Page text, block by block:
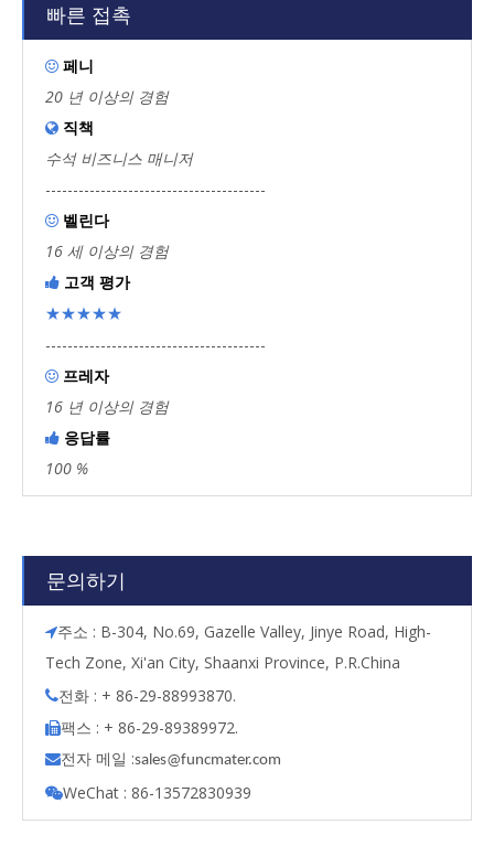
빠른 접촉
 페니
20 년 이상의 경험
 직책
수석 비즈니스 매니저
----------------------------------------
 벨린다
16 세 이상의 경험
 고객 평가
★★★★★
----------------------------------------
 프레자
16 년 이상의 경험
 응답률
100 %
문의하기
주소 : B-304, No.69, Gazelle Valley, Jinye Road, High-
Tech Zone, Xi'an City, Shaanxi Province, P.R.China
전화 : + 86-29-88993870.
팩스 : + 86-29-89389972.
전자 메일 :sales@funcmater.com
WeChat : 86-13572830939